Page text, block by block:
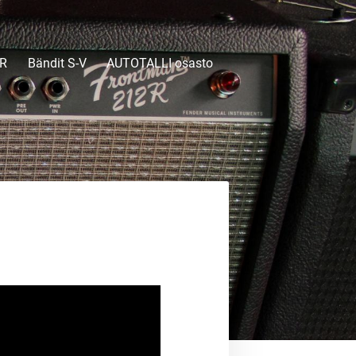
Bändit S-V
AUTOTALLI osasto